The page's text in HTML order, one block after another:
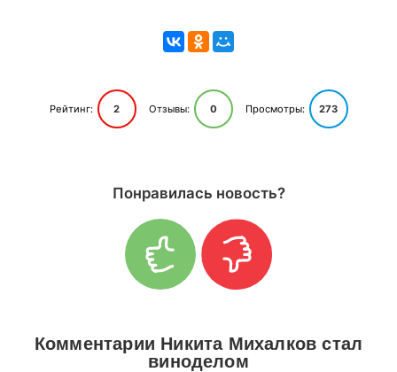
Рейтинг: 2 Отзывы: 0 Просмотры: 273
Понравилась новость?
Комментарии Никита Михалков стал
виноделом